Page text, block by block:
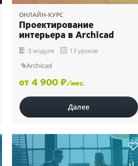
ОНЛАЙН-КУРС
Проектирование
интерьера в Archicad
3 модуля 13 уроков
Archicad
от 4 900 ₽/мес.
Далее